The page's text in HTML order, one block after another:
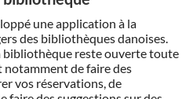
une application à la
des bibliothèques danoises.
bibliothèque reste ouverte toute
notamment de faire des
vos réservations, de